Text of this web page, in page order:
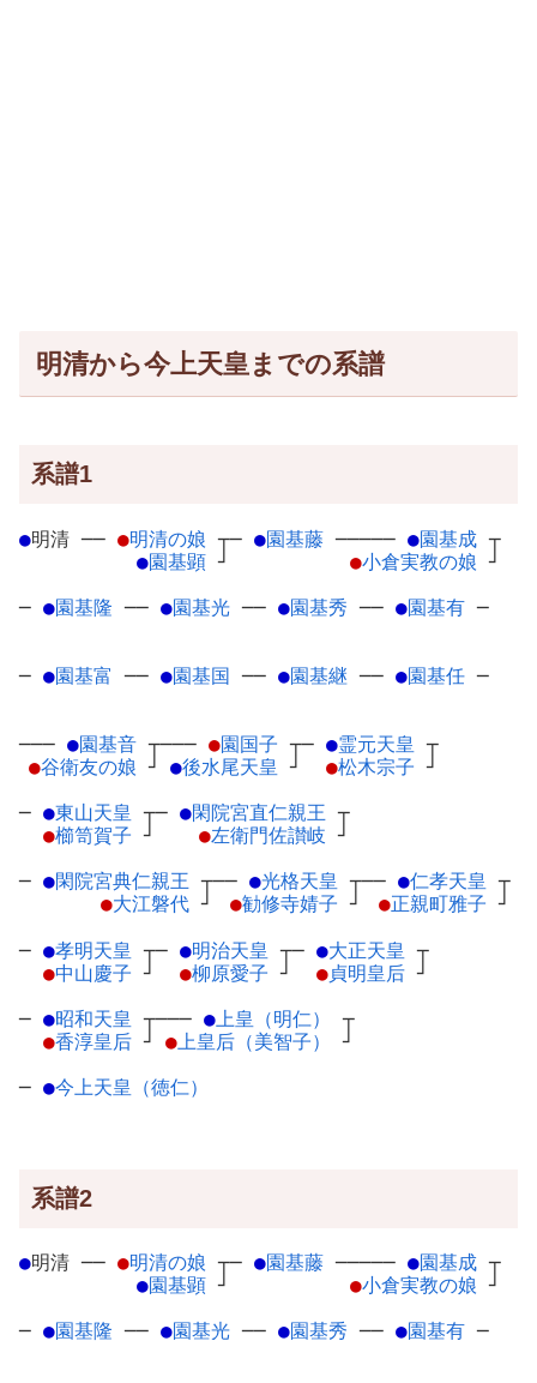
明清から今上天皇までの系譜
系譜1
●明清 ── ●明清の娘 ┬
●園基顕 ┘
─ ●園基藤 ───── ●園基成 ┬
●小倉実教の娘 ┘
─ ●園基隆 ── ●園基光 ── ●園基秀 ── ●園基有 ─
─ ●園基富 ── ●園基国 ── ●園基継 ── ●園基任 ─
─── ●園基音 ┬
●谷衛友の娘 ┘
─── ●園国子 ┬
●後水尾天皇 ┘
─ ●霊元天皇 ┬
●松木宗子 ┘
─ ●東山天皇 ┬
●櫛笥賀子 ┘
─ ●閑院宮直仁親王 ┬
●左衛門佐讃岐 ┘
─ ●閑院宮典仁親王 ┬
●大江磐代 ┘
── ●光格天皇 ┬
●勧修寺婧子 ┘
── ●仁孝天皇 ┬
●正親町雅子 ┘
─ ●孝明天皇 ┬
●中山慶子 ┘
─ ●明治天皇 ┬
●柳原愛子 ┘
─ ●大正天皇 ┬
●貞明皇后 ┘
─ ●昭和天皇 ┬
●香淳皇后 ┘
─── ●上皇（明仁）
┬
●上皇后（美智子） ┘
─ ●今上天皇（徳仁）
系譜2
●明清 ── ●明清の娘 ┬
●園基顕 ┘
─ ●園基藤 ───── ●園基成 ┬
●小倉実教の娘 ┘
─ ●園基隆 ── ●園基光 ── ●園基秀 ── ●園基有 ─